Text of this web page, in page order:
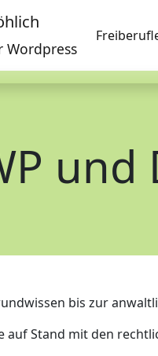
Wordpress
und
bis zur
auf Stand mit den